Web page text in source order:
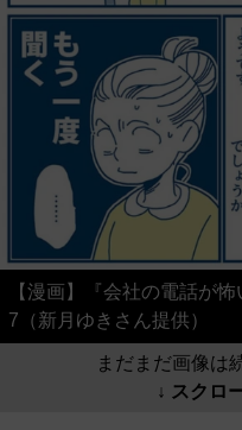
【漫画】『会社の電話が
7（新月ゆきさん提供）
まだまだ画像は
↓ スクロ